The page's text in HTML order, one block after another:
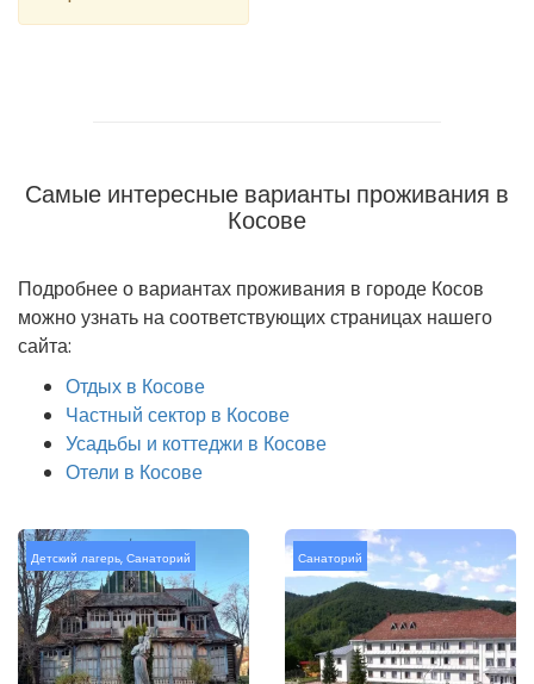
Самые интересные варианты проживания в
Косове
Подробнее о вариантах проживания в городе Косов
можно узнать на соответствующих страницах нашего
сайта:
Отдых в Косове
Частный сектор в Косове
Усадьбы и коттеджи в Косове
Отели в Косове
Детский лагерь, Санаторий Санаторий